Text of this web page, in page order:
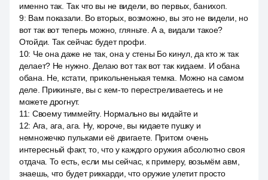
именно так. Так что вы не видели, во первых, банихоп.
9: Вам показали. Во вторых, возможно, вы это не видели, но
вот так вот теперь можно, гляньте. А а, видали такое?
Отойди. Так сейчас будет профи.
10: Че она даже не так, она у стены Бо кинул, да кто ж так
делает? Не нужно. Делаю вот так вот так кидаем. И обана
обана. Не, кстати, прикольненькая темка. Можно на самом
деле. Прикиньте, вы с кем-то перестреливаетесь и не
можете дрогнут.
11: Своему тиммейту. Нормально вы кидайте и
12: Ага, ага, ага. Ну, короче, вы кидаете пушку и
немножечко пульками её двигаете. Притом очень
интересный факт, то, что у каждого оружия абсолютно своя
отдача. То есть, если мы сейчас, к примеру, возьмём авм,
знаешь, что будет риккарди, что оружие улетит просто